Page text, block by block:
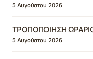
5 Αυγούστου 2026
ΤΡΟΠΟΠΟΙΗΣΗ
5 Αυγούστου 2026